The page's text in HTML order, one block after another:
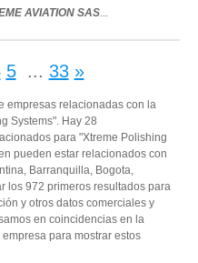
AVIATION SAS...
5 ... 33 »
empresas relacionadas con la
Systems". Hay 28
para "Xtreme Polishing
pueden estar relacionados con
Barranquilla, Bogota,
los 972 primeros resultados para
y otros datos comerciales y
en coincidencias en la
para mostrar estos